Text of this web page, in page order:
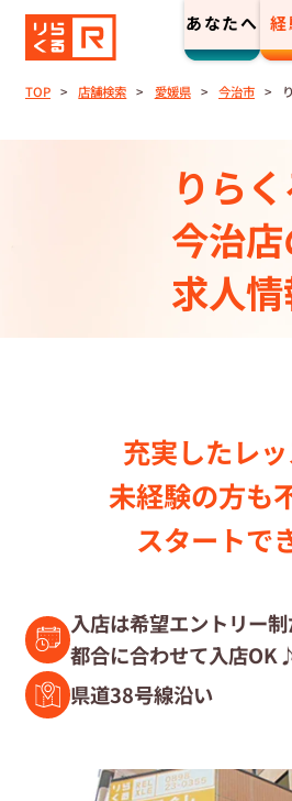
あなたへ 経
りらくる
セラピスト募集
TOP
セラピストストーリー
収⼊とサポート
トレーニングセンター
セラピスト募集中の店
復職セラピスト募集
TOP 店舗検索 愛媛県 今治市
りら
今治
求人
充実したレ
未経験の⽅も
スタートで
入店は希望エントリー
都合に合わせて入店OK♪
県道38号線沿い